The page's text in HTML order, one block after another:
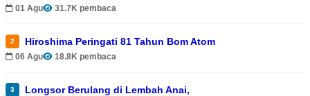
01 Agu 31.7K pembaca
2 Hiroshima Peringati 81 Tahun Bom Atom
06 Agu 18.8K pembaca
3
Longsor Berulang di Lembah Anai,